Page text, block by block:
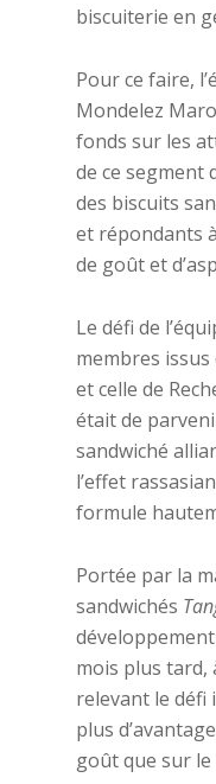
biscuiterie en
Pour ce faire,
Mondelez
fonds sur les
de ce segment
des biscuits
et répondants
de goût et
Le défi de
membres
et celle de
était de
sandwiché
l’effet
formule
Portée par la
sandwichés
mois plus tard,
relevant le
plus
goût que sur